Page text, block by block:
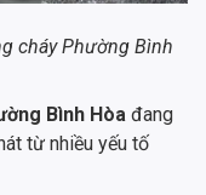
cháy Phường Bình
Bình Hòa đang
từ nhiều yếu tố